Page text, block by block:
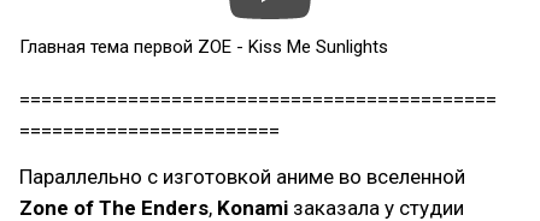
Главная тема первой ZOE - Kiss Me Sunlights
============================================
========================
Параллельно с изготовкой аниме во вселенной
Zone of The Enders, Konami заказала у студии